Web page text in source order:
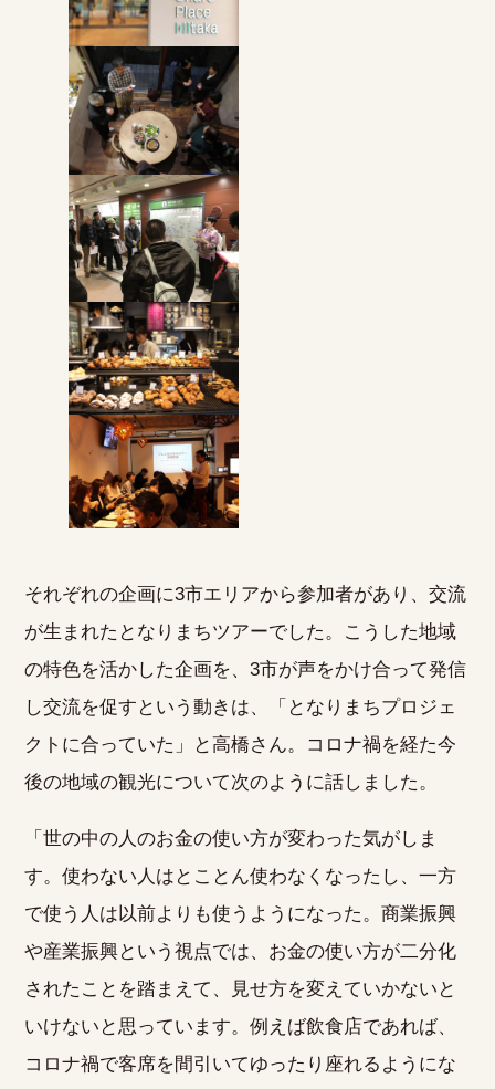
それぞれの企画に3市エリアから参加者があり、交流
が生まれたとなりまちツアーでした。こうした地域
の特色を活かした企画を、3市が声をかけ合って発信
し交流を促すという動きは、「となりまちプロジェ
クトに合っていた」と高橋さん。コロナ禍を経た今
後の地域の観光について次のように話しました。
「世の中の人のお金の使い方が変わった気がしま
す。使わない人はとことん使わなくなったし、一方
で使う人は以前よりも使うようになった。商業振興
や産業振興という視点では、お金の使い方が二分化
されたことを踏まえて、見せ方を変えていかないと
いけないと思っています。例えば飲食店であれば、
コロナ禍で客席を間引いてゆったり座れるようにな